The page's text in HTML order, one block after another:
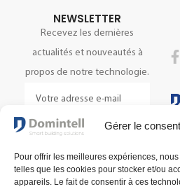
Gérer le
Pour offrir les meilleures expériences,
telles que les cookies pour stocker et/ou
appareils. Le fait de consentir à ces
NEWSLETTER
Recevez les dernières
actualités et nouveautés à
propos de notre technologie.
S'INSCRIRE